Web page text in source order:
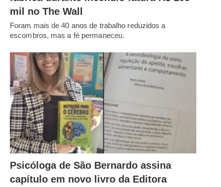
mil no The Wall
Foram mais de 40 anos de trabalho reduzidos a
escombros, mas a fé permaneceu.
Psicóloga de São Bernardo assina
capítulo em novo livro da Editora